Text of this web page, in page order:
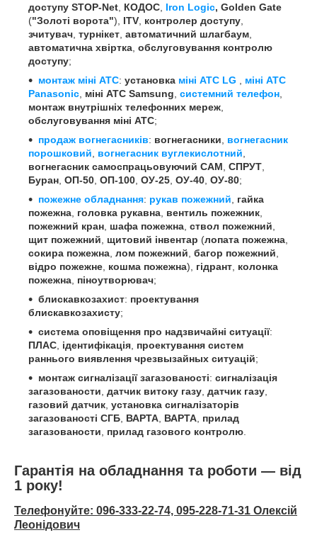
доступу STOP-Net КОДОС Iron Logic, Golden Gate
("Золоті ворота"), ITV контролер доступу
зчитувач турнікет автоматичний шлагбаум
автоматична хвіртка обслуговування контролю
доступу;
монтаж міні АТС: установка міні АТС LG
міні АТС
Panasonic міні АТС Samsung системний телефон
монтаж внутрішніх телефонних мереж
обслуговування міні АТС;
продаж вогнегасників: вогнегасники
вогнегасник
порошковий
вогнегасник вуглекислотний
вогнегасник самоспрацьовуючий САМ СПРУТ
Буран ОП-50 ОП-100 ОУ-25 ОУ-40 ОУ-80;
пожежне обладнання: рукав пожежний
гайка
пожежна головка рукавна вентиль пожежник
пожежний кран шафа пожежна ствол пожежний
щит пожежний
щитовий інвентар (лопата пожежна
сокира пожежна лом пожежний багор пожежний
відро пожежне кошма пожежна), гідрант колонка
пожежна піноутворювач;
блискавкозахист: проектування
блискавкозахисту;
система оповіщення про надзвичайні ситуації:
ПЛАС ідентифікація проектування систем
раннього виявлення чрезвызайных ситуацій;
монтаж сигналізації загазованості: сигналізація
загазованости датчик витоку газу датчик газу
газовий датчик установка сигналізаторів
загазованості СГБ ВАРТА ВАРТА прилад
загазованости
прилад газового контролю
Гарантія на обладнання та роботи — від
1 року!
Телефонуйте: 096-333-22-74, 095-228-71-31 Олексій
Леонідович